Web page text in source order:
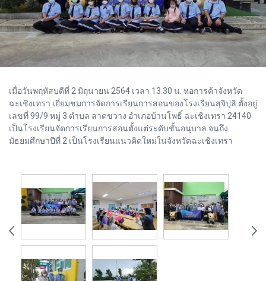
เมื่อวันพฤหัสบดีที่ 2 มิถุนายน 2564 เวลา 13.30 น. หอการค้าจังหวัด
ฉะเชิงเทรา เยี่ยมชมการจัดการเรียนการสอนของโรงเรียนสุจิปุลิ ตั้งอยู่
เลขที่ 99/9 หมู่ 3 ตำบล ลาดขวาง อำเภอบ้านโพธิ์ ฉะเชิงเทรา 24140
เป็นโรงเรียนจัดการเรียนการสอนตั้งแต่ระดับชั้นอนุบาล จนถึง
มัธยมศึกษาปีที่ 2 เป็นโรงเรียนแนวคิดใหม่ในจังหวัดฉะเชิงเทรา